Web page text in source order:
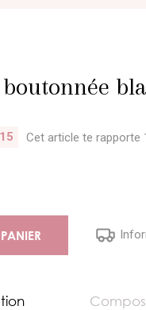
boutonnée
Cet article te rapporte